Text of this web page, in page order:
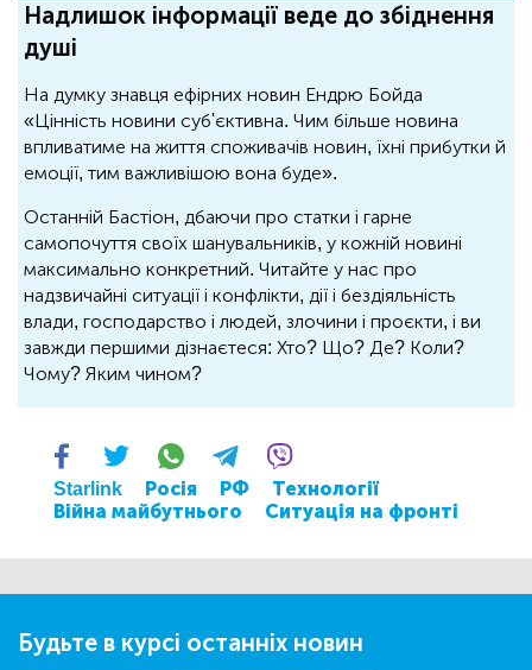
Надлишок інформації веде до збіднення
душі
На думку знавця ефірних новин Ендрю Бойда
«Цінність новини суб'єктивна. Чим більше новина
впливатиме на життя споживачів новин, їхні прибутки й
емоції, тим важливішою вона буде».
Останній Бастіон, дбаючи про статки і гарне
самопочуття своїх шанувальників, у кожній новині
максимально конкретний. Читайте у нас про
надзвичайні ситуації і конфлікти, дії і бездіяльність
влади, господарство і людей, злочини і проєкти, і ви
завжди першими дізнаєтеся: Хто? Що? Де? Коли?
Чому? Яким чином?
Starlink Росія РФ
Технології
Війна майбутнього
Ситуація на фронті
Будьте в курсі останніх новин